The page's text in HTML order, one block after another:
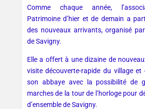
Comme chaque année,
Patrimoine d’hier et de demain a
des nouveaux arrivants, organisé
de Savigny.
Elle a offert à une dizaine de
visite découverte-rapide du village et
son abbaye avec la possibilité de
marches de la tour de l’horloge pour
d’ensemble de Savigny.